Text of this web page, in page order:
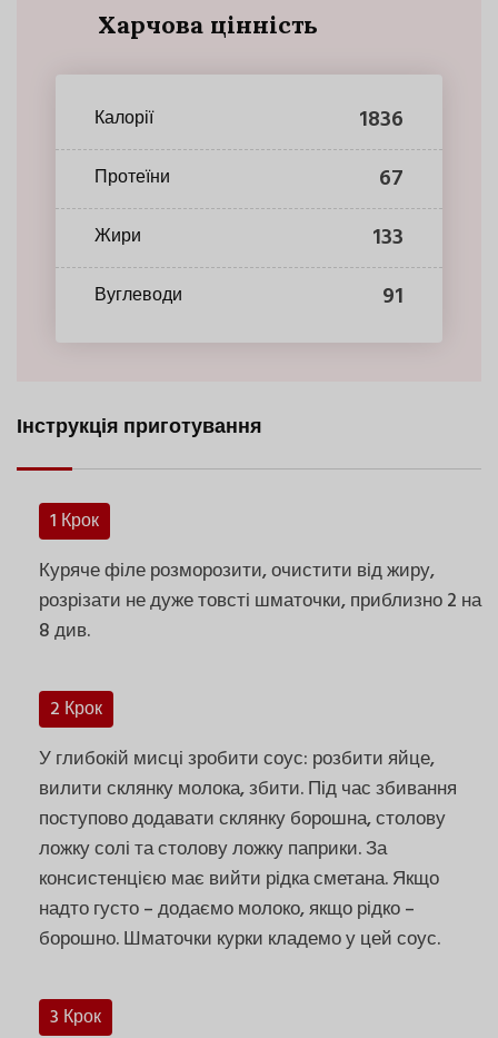
Харчова цінність
Калорії 1836
Протеїни 67
Жири 133
Вуглеводи 91
Інструкція приготування
1 Крок
Куряче філе розморозити, очистити від жиру,
розрізати не дуже товсті шматочки, приблизно 2 на
8 див.
2 Крок
У глибокій мисці зробити соус: розбити яйце,
вилити склянку молока, збити. Під час збивання
поступово додавати склянку борошна, столову
ложку солі та столову ложку паприки. За
консистенцією має вийти рідка сметана. Якщо
надто густо – додаємо молоко, якщо рідко –
борошно. Шматочки курки кладемо у цей соус.
3 Крок